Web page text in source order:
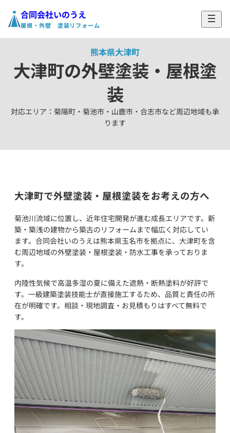
合同会社いのうえ
屋根・外壁 塗装リフォーム
ホーム › 対応エリア ›
熊本県大津町
大津町の外壁塗装・屋根塗
装
対応エリア：菊陽町・菊池市・山鹿市・合志市など周辺地域も承
ります
大津町で外壁塗装・屋根塗装をお考えの方へ
菊池川流域に位置し、近年住宅開発が進む成長エリアです。新
築・築浅の建物から築古のリフォームまで幅広く対応してい
ます。合同会社いのうえは熊本県玉名市を拠点に、大津町を含
む周辺地域の外壁塗装・屋根塗装・防水工事を承っておりま
す。
内陸性気候で高温多湿の夏に備えた遮熱・断熱塗料が好評で
す。一級建築塗装技能士が直接施工するため、品質と責任の所
在が明確です。相談・現地調査・お見積もりはすべて無料で
す。